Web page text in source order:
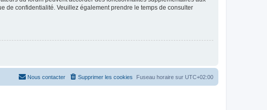
de confidentialité. Veuillez également prendre le temps de consulter
Fuseau horaire sur UTC+02:00
Supprimer les cookies
Nous contacter